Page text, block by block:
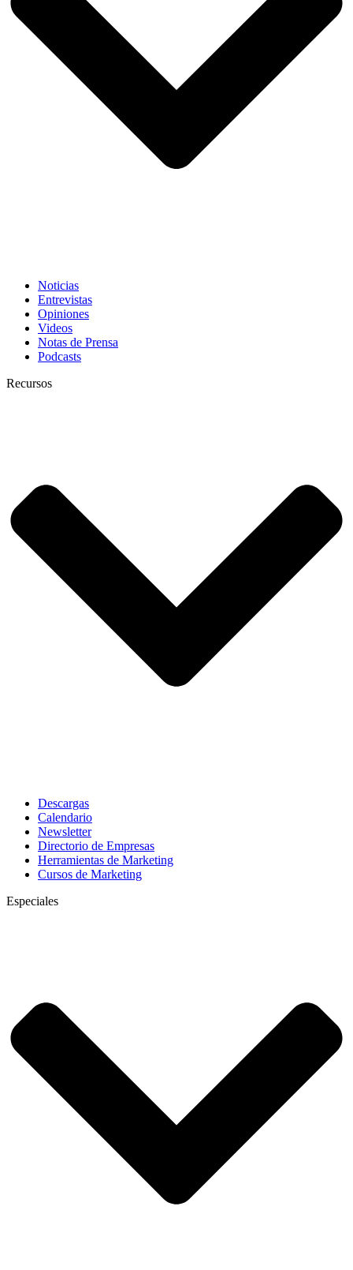
Noticias
Entrevistas
Opiniones
Videos
Notas de Prensa
Podcasts
Recursos
Descargas
Calendario
Newsletter
Directorio de Empresas
Herramientas de Marketing
Cursos de Marketing
Especiales